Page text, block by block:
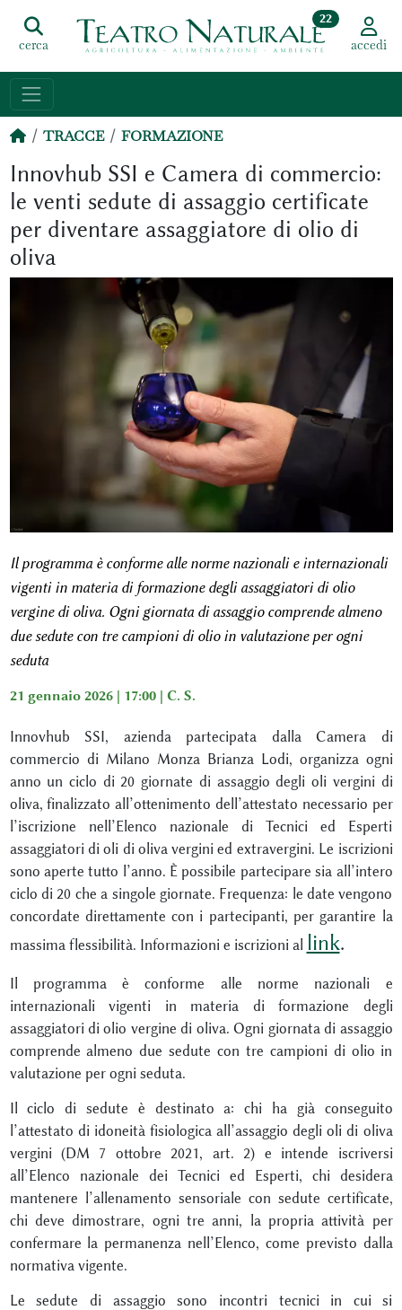
cerca
22
accedi
TRACCE FORMAZIONE
Innovhub SSI e Camera di commercio:
le venti sedute di assaggio certificate
per diventare assaggiatore di olio di
oliva
Il programma è conforme alle norme nazionali e internazionali
vigenti in materia di formazione degli assaggiatori di olio
vergine di oliva. Ogni giornata di assaggio comprende almeno
due sedute con tre campioni di olio in valutazione per ogni
seduta
21 gennaio 2026 | 17:00 | C. S.
Innovhub SSI, azienda partecipata dalla Camera di
commercio di Milano Monza Brianza Lodi, organizza ogni
anno un ciclo di 20 giornate di assaggio degli oli vergini di
oliva, finalizzato all’ottenimento dell’attestato necessario per
l’iscrizione nell’Elenco nazionale di Tecnici ed Esperti
assaggiatori di oli di oliva vergini ed extravergini. Le iscrizioni
sono aperte tutto l’anno. È possibile partecipare sia all’intero
ciclo di 20 che a singole giornate. Frequenza: le date vengono
concordate direttamente con i partecipanti, per garantire la
massima flessibilità. Informazioni e iscrizioni al link.
Il programma è conforme alle norme nazionali e
internazionali vigenti in materia di formazione degli
assaggiatori di olio vergine di oliva. Ogni giornata di assaggio
comprende almeno due sedute con tre campioni di olio in
valutazione per ogni seduta.
Il ciclo di sedute è destinato a: chi ha già conseguito
l’attestato di idoneità fisiologica all’assaggio degli oli di oliva
vergini (DM 7 ottobre 2021, art. 2) e intende iscriversi
all’Elenco nazionale dei Tecnici ed Esperti, chi desidera
mantenere l’allenamento sensoriale con sedute certificate,
chi deve dimostrare, ogni tre anni, la propria attività per
confermare la permanenza nell’Elenco, come previsto dalla
normativa vigente.
Le sedute di assaggio sono incontri tecnici in cui si